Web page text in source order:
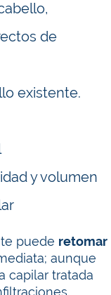
de
existente.
y volumen
puede retomar
aunque
capilar tratada